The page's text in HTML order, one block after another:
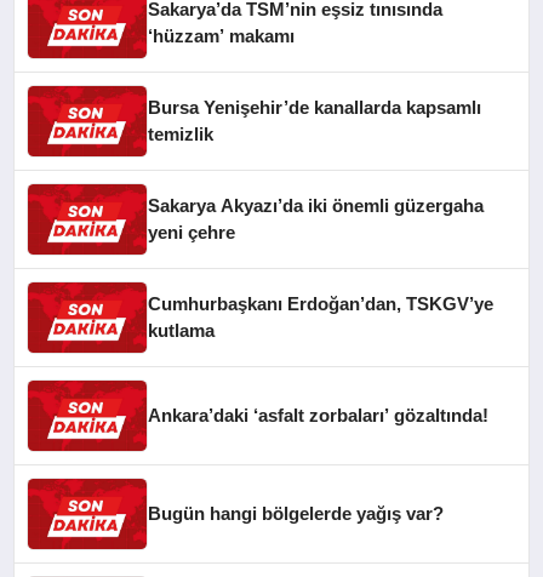
Sakarya’da TSM’nin eşsiz tınısında
‘hüzzam’ makamı
Bursa Yenişehir’de kanallarda kapsamlı
temizlik
Sakarya Akyazı’da iki önemli güzergaha
yeni çehre
Cumhurbaşkanı Erdoğan’dan, TSKGV’ye
kutlama
Ankara’daki ‘asfalt zorbaları’ gözaltında!
Bugün hangi bölgelerde yağış var?